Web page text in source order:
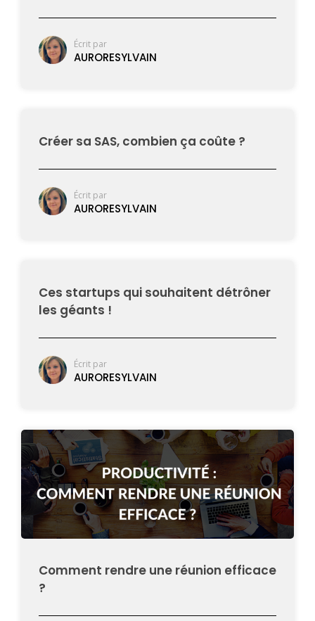
Écrit par
AURORESYLVAIN
Créer sa SAS, combien ça coûte ?
Écrit par
AURORESYLVAIN
Ces startups qui souhaitent détrôner
les géants !
Écrit par
AURORESYLVAIN
Comment rendre une réunion efficace
?